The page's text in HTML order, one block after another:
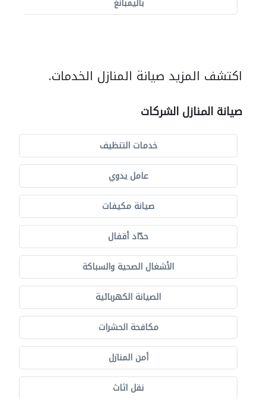
باليمبانغ
اكتشف المزيد صيانة المنازل الخدمات.
صيانة المنازل الشركات
خدمات التنظيف
عامل يدوي
صيانة مكيفات
حدّاد أقفال
الأشغال الصحية والسباكة
الصيانة الكهربائية
مكافحة الحشرات
أمن المنازل
نقل اثاث